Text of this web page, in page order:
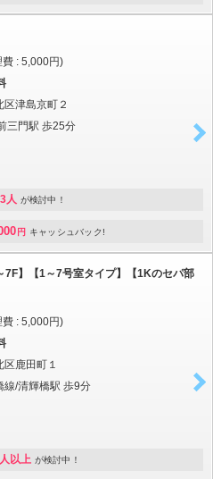
費 : 5,000円)
区津島京町２
三門駅 歩25分
3人 が検討中！
円 キャッシュバック!
7F】【1～7号室タイプ】【1Kのセパ部
費 : 5,000円)
鹿田町１
線/清輝橋駅 歩9分
以上 が検討中！